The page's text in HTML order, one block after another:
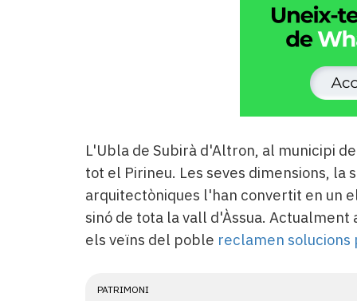
L'Ubla de Subirà d'Altron, al municipi
tot el Pirineu. Les seves dimensions, la
arquitectòniques l'han convertit en un
sinó de tota la vall d'Àssua.
els veïns del poble reclamen
PATRIMONI